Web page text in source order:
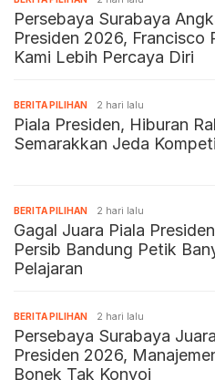
Persebaya Surabaya
Presiden 2026, Francisco
Kami Lebih Percaya Diri
BERITA PILIHAN 2 hari lalu
Piala Presiden, Hiburan
Semarakkan Jeda
BERITA PILIHAN 2 hari lalu
Gagal Juara Piala
Persib Bandung Petik
Pelajaran
BERITA PILIHAN 2 hari lalu
Persebaya Surabaya
Presiden 2026,
Bonek Tak Konvoi